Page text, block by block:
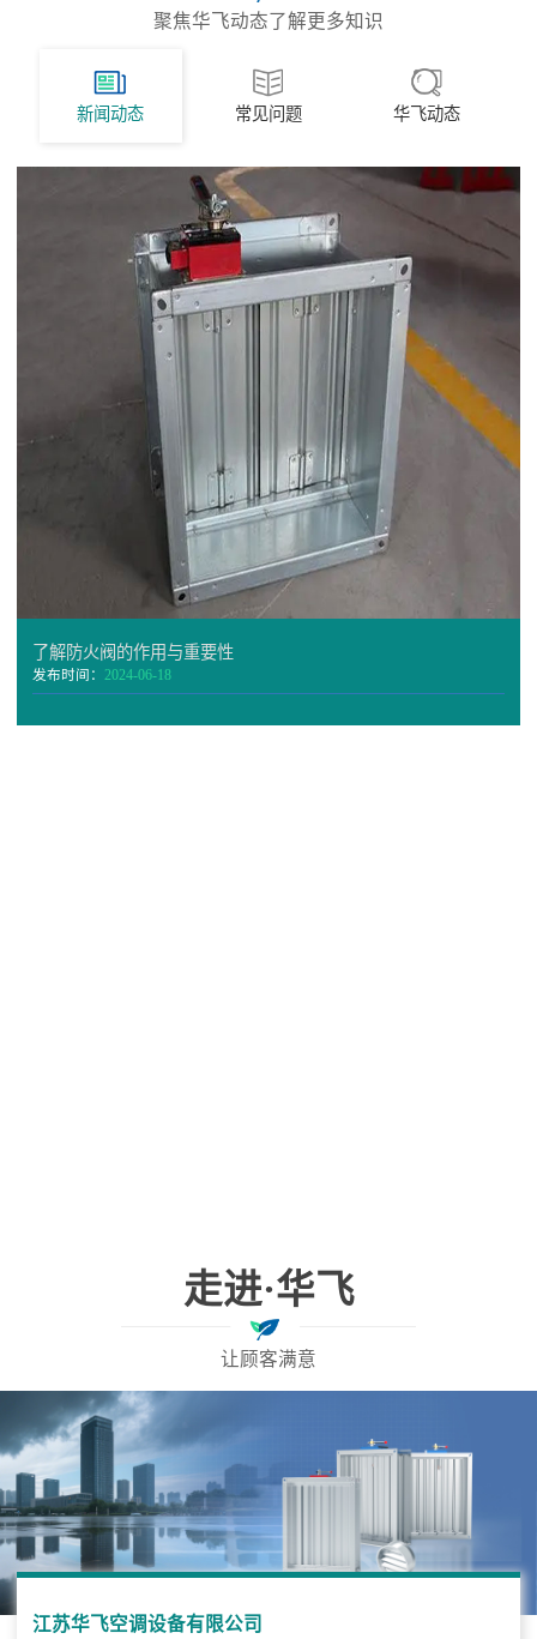
聚焦华飞动态了解更多知识
新闻动态 常见问题 华飞动态
了解防火阀的作用与重要性
发布时间： 2024-06-18
走进·华飞
让顾客满意
江苏华飞空调设备有限公司